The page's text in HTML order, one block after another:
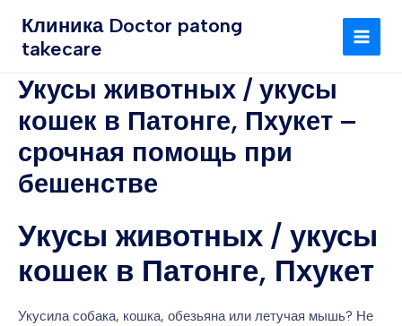
содержимому
Клиника Doctor patong
takecare
MAIN
Укусы животных / укусы
кошек в Патонге, Пхукет –
срочная помощь при
бешенстве
Укусы животных / укусы
кошек в Патонге, Пхукет
Укусила собака, кошка, обезьяна или летучая мышь? Не